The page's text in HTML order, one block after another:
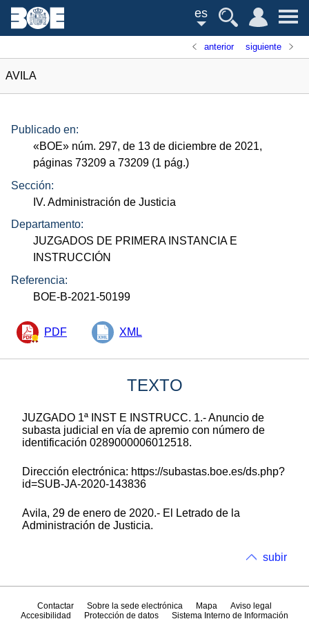
es
anterior siguiente
AVILA
Publicado en:
«BOE» núm. 297, de 13 de diciembre de 2021,
páginas 73209 a 73209 (1 pág.)
Sección:
IV. Administración de Justicia
Departamento:
JUZGADOS DE PRIMERA INSTANCIA E
INSTRUCCIÓN
Referencia:
BOE-B-2021-50199
PDF XML
TEXTO
JUZGADO 1ª INST E INSTRUCC. 1.- Anuncio de
subasta judicial en vía de apremio con número de
identificación 0289000006012518.
Dirección electrónica: https://subastas.boe.es/ds.php?
id=SUB-JA-2020-143836
Avila, 29 de enero de 2020.- El Letrado de la
Administración de Justicia.
subir
Contactar Sobre la sede electrónica Mapa
Aviso legal
Accesibilidad
Protección de datos Sistema Interno de Información